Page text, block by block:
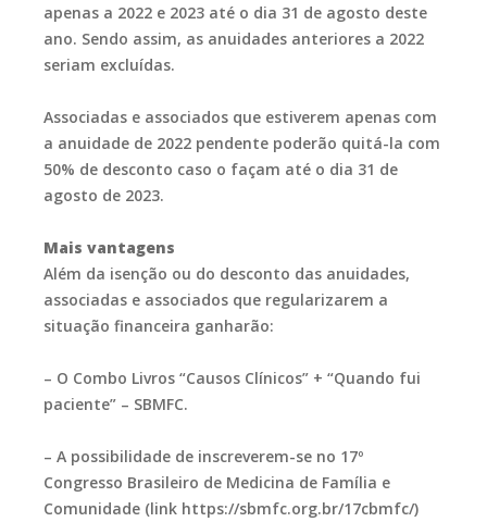
apenas a 2022 e 2023 até o dia 31 de agosto deste
ano. Sendo assim, as anuidades anteriores a 2022
seriam excluídas.
Associadas e associados que estiverem apenas com
a anuidade de 2022 pendente poderão quitá-la com
50% de desconto caso o façam até o dia 31 de
agosto de 2023.
Mais vantagens
Além da isenção ou do desconto das anuidades,
associadas e associados que regularizarem a
situação financeira ganharão:
– O Combo Livros “Causos Clínicos” + “Quando fui
paciente” – SBMFC.
– A possibilidade de inscreverem-se no 17º
Congresso Brasileiro de Medicina de Família e
Comunidade (link https://sbmfc.org.br/17cbmfc/)